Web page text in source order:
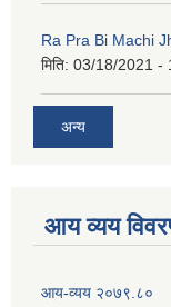
Ra Pra Bi Machi
मिति: 03/18/2021 -
अन्य
आय व्यय
आय-व्यय २०७९.८०